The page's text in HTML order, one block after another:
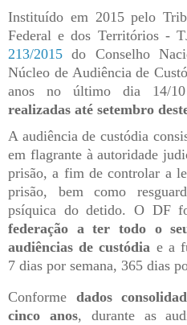
Instituído em 2015 pelo
Federal e dos Territórios -
213/2015 do Conselho
Núcleo de Audiência de
anos no último dia 14/
realizadas até setembro
A audiência de custódia
em flagrante à autoridade
prisão, a fim de controlar a
prisão, bem como
psíquica do detido. O DF
federação a ter todo o
audiências de custódia e a
7 dias por semana, 365 dias
Conforme dados
cinco anos, durante as